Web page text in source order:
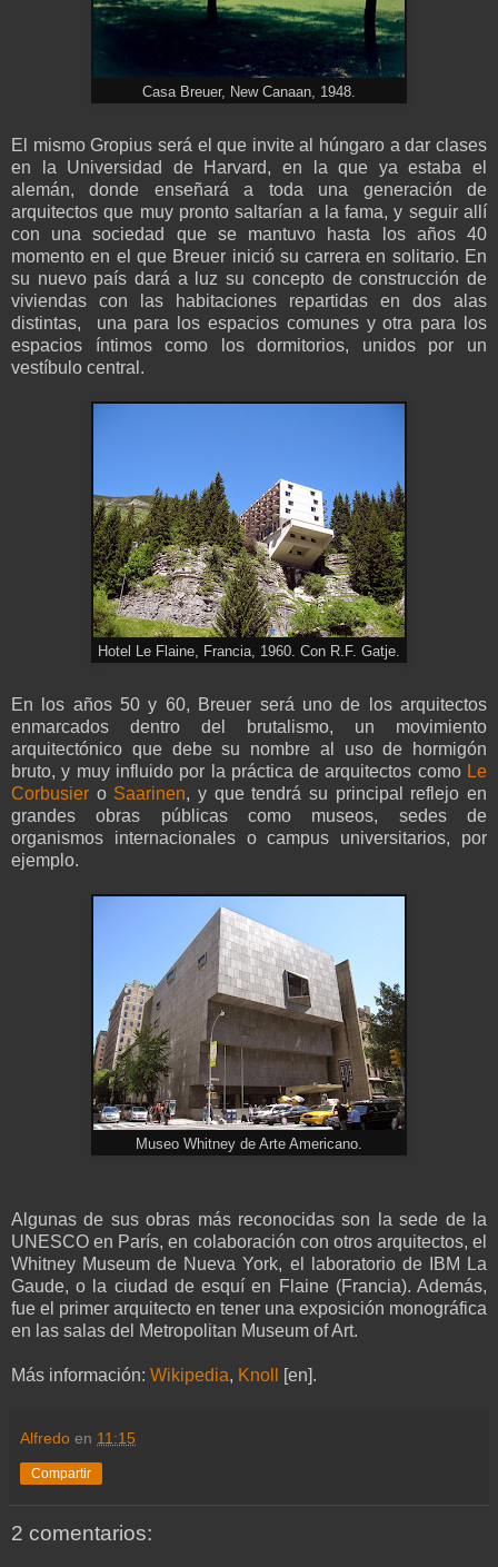
Casa Breuer, New Canaan, 1948.
El mismo Gropius será el que invite al húngaro a dar clases
en la Universidad de Harvard, en la que ya estaba el
alemán, donde enseñará a toda una generación de
arquitectos que muy pronto saltarían a la fama, y seguir allí
con una sociedad que se mantuvo hasta los años 40
momento en el que Breuer inició su carrera en solitario. En
su nuevo país dará a luz su concepto de construcción de
viviendas con las habitaciones repartidas en dos alas
distintas,
una para los espacios comunes y otra para los
espacios íntimos como los dormitorios, unidos por un
vestíbulo central.
Hotel Le Flaine, Francia, 1960. Con R.F. Gatje.
En los años 50 y 60, Breuer será uno de los arquitectos
enmarcados dentro del brutalismo, un movimiento
arquitectónico que debe su nombre al uso de hormigón
bruto, y muy influido por la práctica de arquitectos como Le
Corbusier o Saarinen, y que tendrá su principal reflejo en
grandes obras públicas como museos, sedes de
organismos internacionales o campus universitarios, por
ejemplo.
Museo Whitney de Arte Americano.
Algunas de sus obras más reconocidas son la sede de la
UNESCO en París, en colaboración con otros arquitectos, el
Whitney Museum de Nueva York, el laboratorio de IBM La
Gaude, o la ciudad de esquí en Flaine (Francia). Además,
fue el primer arquitecto en tener una exposición monográfica
en las salas del Metropolitan Museum of Art.
Más información: Wikipedia, Knoll [en].
Alfredo en 11:15
Compartir
2 comentarios: